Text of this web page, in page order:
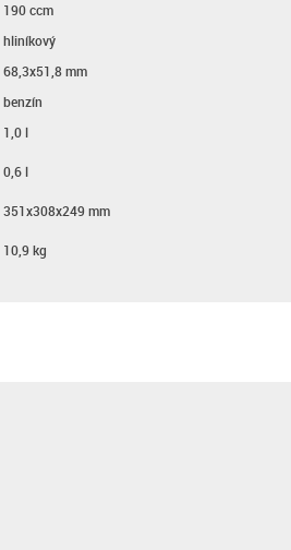
190 ccm
hliníkový
68,3x51,8 mm
benzín
1,0 l
0,6 l
351x308x249 mm
10,9 kg